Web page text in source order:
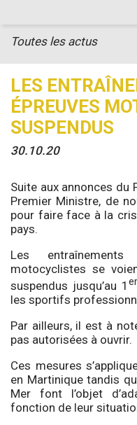
LES
ÉPREUVES
SUSPENDUS
30.10.20
Toutes les actus
Suite aux annonces du
Premier Ministre, de
pour faire face à la
pays.
Les
motocyclistes se
suspendus jusqu’au 1 er
les sportifs
Par ailleurs, il est à
pas autorisées à ouvrir.
Ces mesures
en Martinique tandis
Mer font l’objet
fonction de leur